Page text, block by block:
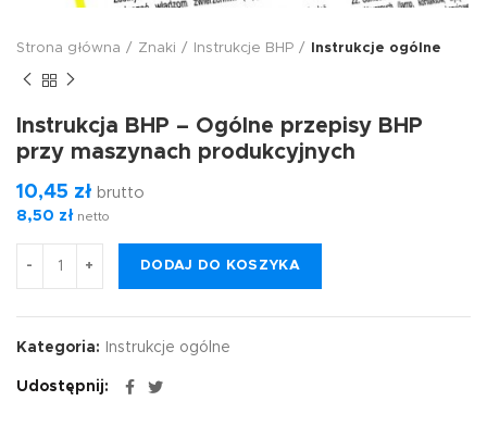
Strona główna Znaki Instrukcje BHP Instrukcje ogólne
Instrukcja BHP – Ogólne przepisy BHP
przy maszynach produkcyjnych
10,45 zł brutto
8,50 zł netto
DODAJ DO KOSZYKA
Kategoria: Instrukcje ogólne
Udostępnij